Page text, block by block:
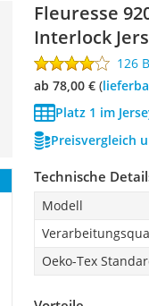
Fleuresse
Interlock
126
ab 78,00 €(
Platz 1 im
Preisvergleich
Technische
Modell
Oeko-Tex